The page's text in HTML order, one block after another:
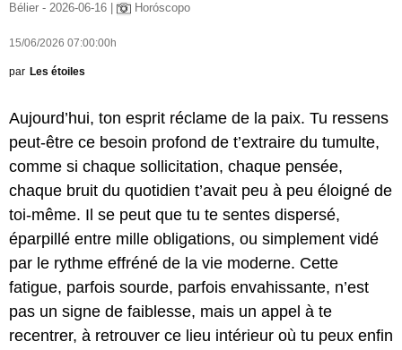
Bélier - 2026-06-16 | Horóscopo
15/06/2026 07:00:00h
par Les étoiles
Aujourd’hui, ton esprit réclame de la paix. Tu ressens
peut-être ce besoin profond de t’extraire du tumulte,
comme si chaque sollicitation, chaque pensée,
chaque bruit du quotidien t’avait peu à peu éloigné de
toi-même. Il se peut que tu te sentes dispersé,
éparpillé entre mille obligations, ou simplement vidé
par le rythme effréné de la vie moderne. Cette
fatigue, parfois sourde, parfois envahissante, n’est
pas un signe de faiblesse, mais un appel à te
recentrer, à retrouver ce lieu intérieur où tu peux enfin